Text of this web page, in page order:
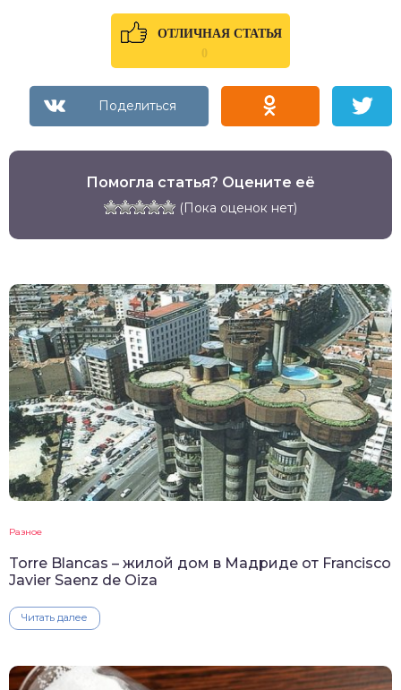
ОТЛИЧНАЯ СТАТЬЯ
0
Помогла статья? Оцените её
(Пока оценок нет)
Разное
Torre Blancas – жилой дом в Мадриде от Francisco
Javier Saenz de Oiza
Читать далее